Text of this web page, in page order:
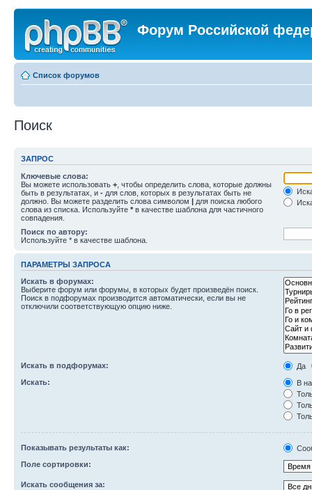
Форум Российской
Список форумов
Поиск
ЗАПРОС
Ключевые слова:
Вы можете использовать + , чтобы определить слова, которые должны
быть в результатах, и - для слов, которых в результатах быть не
должно. Вы можете разделить слова символом | для поиска любого
слова из списка. Используйте * в качестве шаблона для частичного
совпадения.
Поиск по автору:
Используйте * в качестве шаблона.
ПАРАМЕТРЫ ЗАПРОСА
Искать в форумах:
Выберите форум или форумы, в которых будет произведён поиск.
Поиск в подфорумах производится автоматически, если вы не
отключили соответствующую опцию ниже.
Искать в подфорумах:
Да
Искать:
В
Показывать результаты как:
Поле сортировки:
Искать сообщения за: